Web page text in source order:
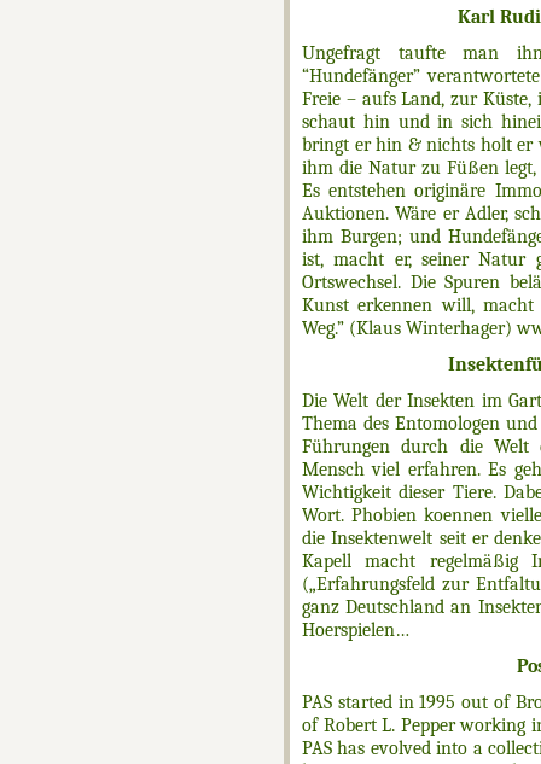
Karl
Ungefragt taufte man
“Hundefänger”
Freie – aufs Land, zur
schaut hin und in sich
bringt er hin & nichts holt er
ihm die Natur zu Füßen legt,
Es entstehen originäre
Auktionen. Wäre er Adler,
ihm Burgen; und
ist, macht er, seiner Natur
Ortswechsel. Die Spuren
Kunst erkennen will,
Weg.” (Klaus Winterhager)
Die Welt der Insekten im
Thema des Entomologen
Führungen durch die Welt
Mensch viel erfahren. Es
Wichtigkeit dieser Tiere.
Wort. Phobien koennen
die Insektenwelt seit er
Kapell macht regelmäßig
(„Erfahrungsfeld zur
ganz Deutschland an
Hoerspielen…
PAS started in 1995 out of
of Robert L. Pepper working
PAS has evolved into a